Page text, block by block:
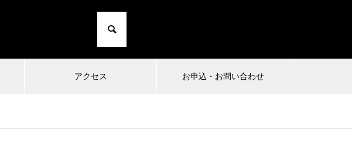
アクセス お申込・お問い合わせ